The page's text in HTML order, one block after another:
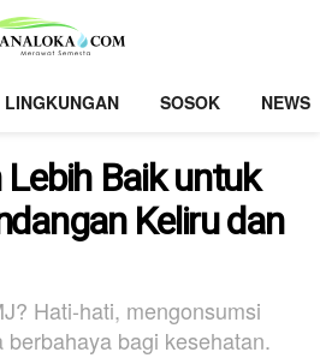
LINGKUNGAN SOSOK NEWS
Baik untuk
Keliru dan
Hati-hati, mengonsumsi
bagi kesehatan.